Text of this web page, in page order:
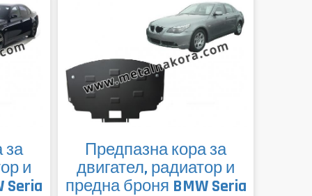
за
и
Seria
Предпазна кора за
двигател, радиатор и
предна броня BMW Seria